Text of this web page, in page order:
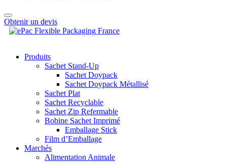
Obtenir un devis
Produits
Sachet Stand-Up
Sachet Doypack
Sachet Doypack Métallisé
Sachet Plat
Sachet Recyclable
Sachet Zip Refermable
Bobine Sachet Imprimé
Emballage Stick
Film d’Emballage
Marchés
Alimentation Animale